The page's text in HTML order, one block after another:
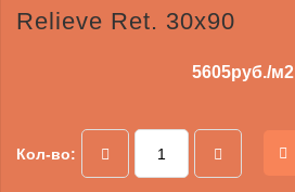
Relieve Ret. 30х90
5605руб./м2
Кол-во: